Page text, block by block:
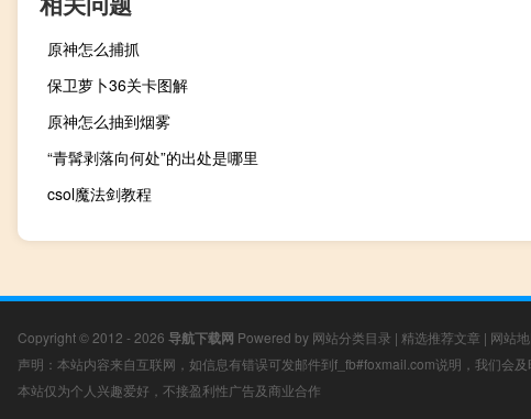
原神怎么捕抓
保卫萝卜36关卡图解
原神怎么抽到烟雾
“青髯剥落向何处”的出处是哪里
csol魔法剑教程
Copyright © 2012 - 2026 导航下载网 Powered by 网站分类目录 | 精选推荐文章 | 网站
声明：本站内容来自互联网，如信息有错误可发邮件到f_fb#foxmail.com说明，我们会
本站仅为个人兴趣爱好，不接盈利性广告及商业合作